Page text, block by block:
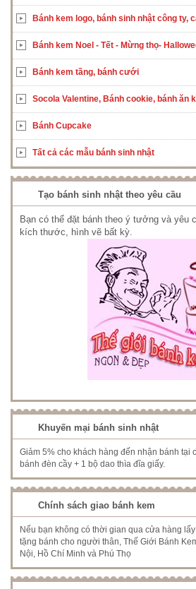
Bánh kem logo, bánh sinh nhật công ty,
Bánh kem Noel - Tết - Mừng thọ-
Bánh kem tầng, bánh cưới
Socola Valentine, Bánh cookie, bánh ăn
Bánh Cupcake
Tất cả các mẫu bánh sinh nhật
Tạo bánh sinh nhật theo yêu cầu
Bạn có thể đặt bánh theo ý tưởng và yêu
kích thước, hình vẽ bất kỳ.
Khuyến mại bánh sinh nhật
Giảm 5% cho khách hàng đến nhận bánh tại
bánh đèn cầy + 1 bộ dao thìa đĩa giấy.
Chính sách giao bánh kem
Nếu bạn không có thời gian qua cửa hàng
tặng bánh cho người thân, Thế Giới Bánh
Nội, Hồ Chí Minh và Phú Thọ